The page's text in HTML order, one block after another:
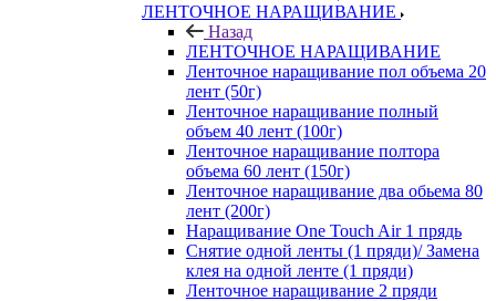
ЛЕНТОЧНОЕ НАРАЩИВАНИЕ
Назад
ЛЕНТОЧНОЕ НАРАЩИВАНИЕ
Ленточное наращивание пол объема 20
лент (50г)
Ленточное наращивание полный
объем 40 лент (100г)
Ленточное наращивание полтора
объема 60 лент (150г)
Ленточное наращивание два обьема 80
лент (200г)
Наращивание One Touch Air 1 прядь
Снятие одной ленты (1 пряди)/ Замена
клея на одной ленте (1 пряди)
Ленточное наращивание 2 пряди